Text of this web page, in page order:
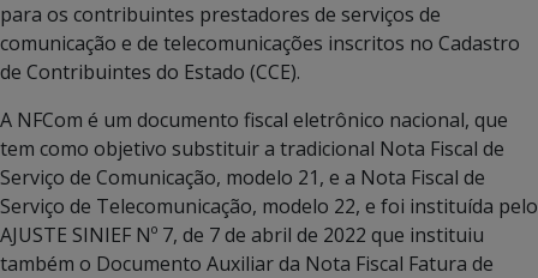
para os contribuintes prestadores de serviços de
comunicação e de telecomunicações inscritos no Cadastro
de Contribuintes do Estado (CCE).
A NFCom é um documento fiscal eletrônico nacional, que
tem como objetivo substituir a tradicional Nota Fiscal de
Serviço de Comunicação, modelo 21, e a Nota Fiscal de
Serviço de Telecomunicação, modelo 22, e foi instituída pelo
AJUSTE SINIEF Nº 7, de 7 de abril de 2022 que instituiu
também o Documento Auxiliar da Nota Fiscal Fatura de